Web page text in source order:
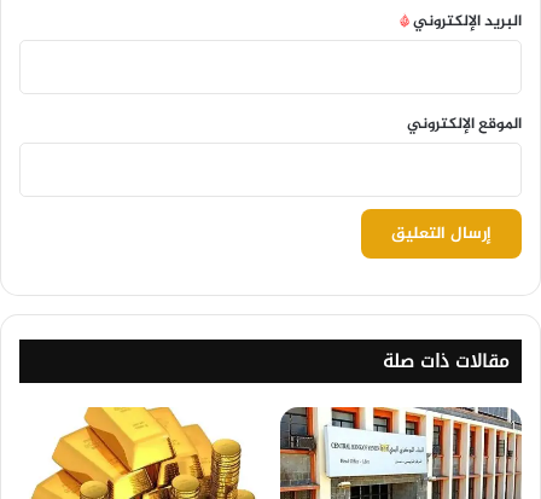
البريد الإلكتروني*
الموقع الإلكتروني
مقالات ذات صلة